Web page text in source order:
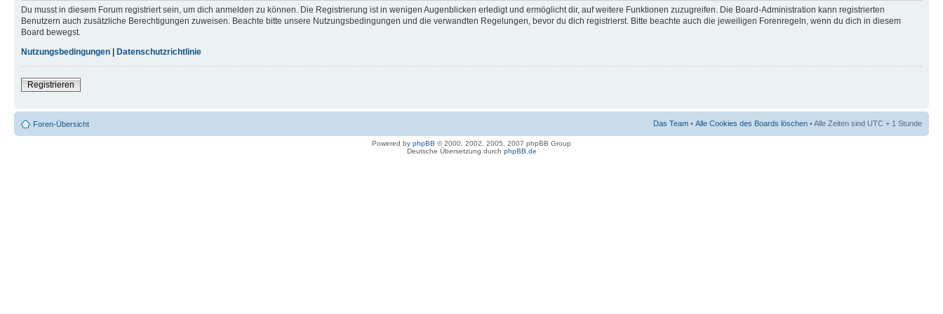
Du musst in diesem Forum registriert sein, um dich anmelden zu können. Die Registrierung ist in wenigen Augenblicken erledigt und ermöglicht dir, auf weitere Funktionen zuzugreifen. Die Board-Administration kann registrierten
Benutzern auch zusätzliche Berechtigungen zuweisen. Beachte bitte unsere Nutzungsbedingungen und die verwandten Regelungen, bevor du dich registrierst. Bitte beachte auch die jeweiligen Forenregeln, wenn du dich in diesem
Board bewegst.
Nutzungsbedingungen | Datenschutzrichtlinie
Registrieren
Foren-Übersicht Das Team • Alle Cookies des Boards löschen • Alle Zeiten sind UTC + 1 Stunde
Powered by phpBB © 2000, 2002, 2005, 2007 phpBB Group
Deutsche Übersetzung durch phpBB.de